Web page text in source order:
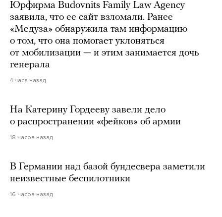
Юрфирма Budovnits Family Law Agency
заявила, что ее сайт взломали. Ранее
«Медуза» обнаружила там информацию
о том, что она помогает уклоняться
от мобилизации — и этим занимается дочь
генерала
4 часа назад
На Катерину Гордееву завели дело
о распространении «фейков» об армии
18 часов назад
В Германии над базой бундесвера заметили
неизвестные беспилотники
16 часов назад